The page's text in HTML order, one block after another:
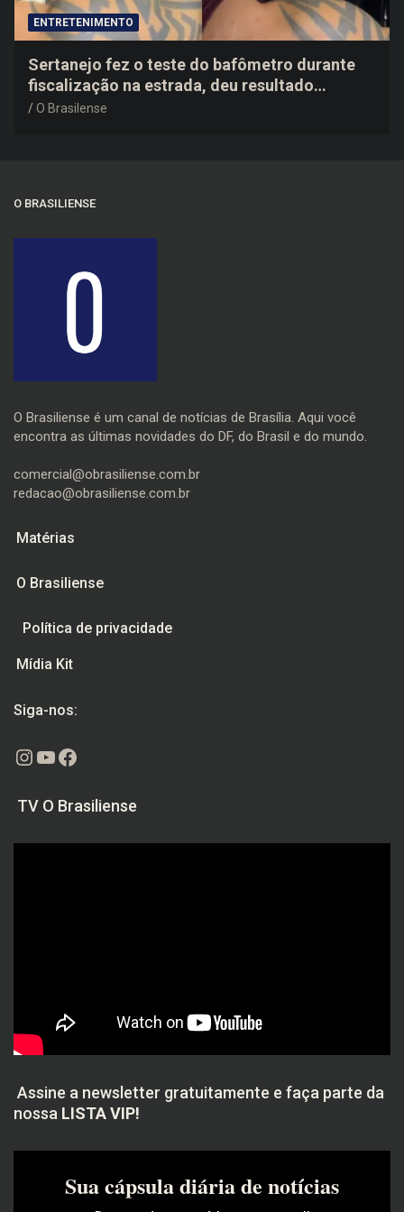
ENTRETENIMENTO
Sertanejo fez o teste do bafômetro durante
fiscalização na estrada, deu resultado
negativo e elogiou o trabalho dos agentes de
O Brasilense
O BRASILIENSE
O Brasiliense é um canal de notícias de Brasília. Aqui você
encontra as últimas novidades do DF, do Brasil e do mundo.
comercial@obrasiliense.com.br
redacao@obrasiliense.com.br
Matérias
O Brasiliense
Política de privacidade
Mídia Kit
Siga-nos:
Instagram
Youtube
Facebook
TV O Brasiliense
Assine a newsletter gratuitamente e faça parte da
nossa LISTA VIP!
Sua cápsula diária de notícias